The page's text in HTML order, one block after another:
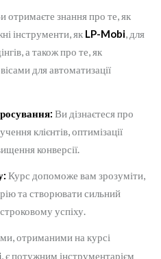
отримаєте знання про те, як
інструменти, як LP-Mobi, для
а також про те, як
для автоматизації
Ви дізнаєтеся про
клієнтів, оптимізації
конверсії.
Курс допоможе вам зрозуміти,
та створювати сильний
успіху.
отриманими на курсі
, є потужним інструментарієм